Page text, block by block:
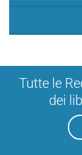
Tutte le
dei